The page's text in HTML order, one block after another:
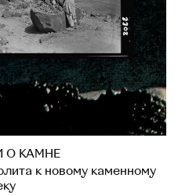
О КАМНЕ
к новому каменному